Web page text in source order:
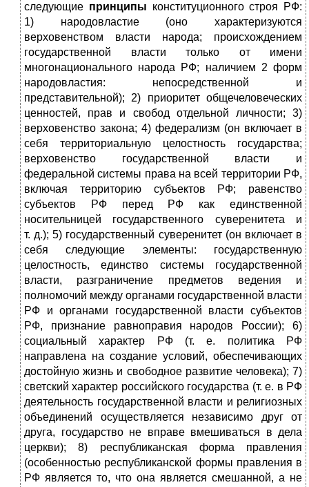
следующие принципы конституционного строя РФ:
1) народовластие (оно характеризуются
верховенством власти народа; происхождением
государственной власти только от имени
многонационального народа РФ; наличием 2 форм
народовластия: непосредственной и
представительной); 2) приоритет общечеловеческих
ценностей, прав и свобод отдельной личности; 3)
верховенство закона; 4) федерализм (он включает в
себя территориальную целостность государства;
верховенство государственной власти и
федеральной системы права на всей территории РФ,
включая территорию субъектов РФ; равенство
субъектов РФ перед РФ как единственной
носительницей государственного суверенитета и
т. д.); 5) государственный суверенитет (он включает в
себя следующие элементы: государственную
целостность, единство системы государственной
власти, разграничение предметов ведения и
полномочий между органами государственной власти
РФ и органами государственной власти субъектов
РФ, признание равноправия народов России); 6)
социальный характер РФ (т. е. политика РФ
направлена на создание условий, обеспечивающих
достойную жизнь и свободное развитие человека); 7)
светский характер российского государства (т. е. в РФ
деятельность государственной власти и религиозных
объединений осуществляется независимо друг от
друга, государство не вправе вмешиваться в дела
церкви); 8) республиканская форма правления
(особенностью республиканской формы правления в
РФ является то, что она является смешанной, а не